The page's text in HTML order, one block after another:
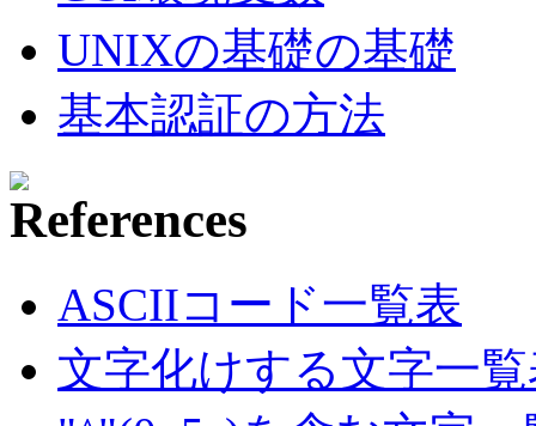
UNIXの基礎の基礎
基本認証の方法
ASCIIコード一覧表
文字化けする文字一